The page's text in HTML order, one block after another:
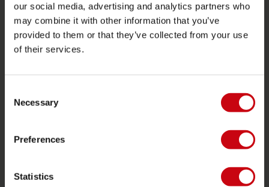
our social media, advertising and analytics partners who
may combine it with other information that you’ve
provided to them or that they’ve collected from your use
of their services.
Selection
Necessary
Preferences
Statistics
SERVICIO
Servicio al cliente
Entrega